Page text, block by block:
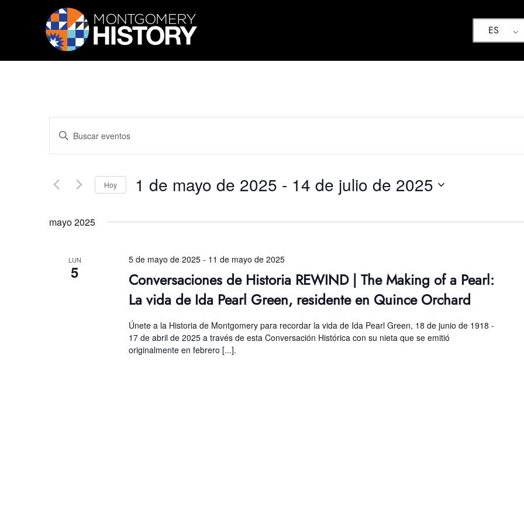
Saltar navegación
ES
navegació
vistas
Eventos
Introduce
Eventos
para
clave.
Hoy 1 de mayo de 2025 - 14 de julio de 2025
mayo 2025
LUN
5
5 de mayo de 2025- 11 de mayo de 2025
Conversaciones de Historia REWIND | The Making of a Pearl:
La vida de Ida Pearl Green, residente en Quince Orchard
Únete a la Historia de Montgomery para recordar la vida de Ida Pearl Green, 18 de junio de 1918 -
17 de abril de 2025 a través de esta Conversación Histórica con su nieta que se emitió
originalmente en febrero [...].